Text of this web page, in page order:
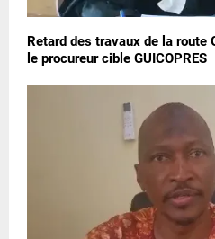
Retard des travaux de la route
le procureur cible GUICOPRES